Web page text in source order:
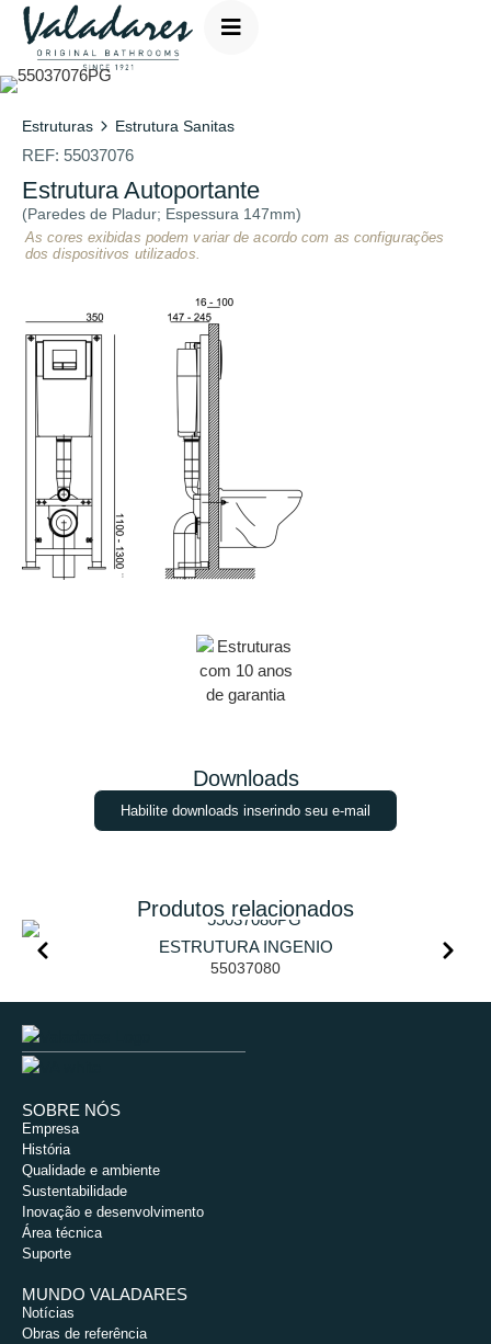
Estruturas Estrutura Sanitas
REF: 55037076
Estrutura Autoportante
(Paredes de Pladur; Espessura 147mm)
As cores exibidas podem variar de acordo com as configurações
dos dispositivos utilizados.
Downloads
Habilite downloads inserindo seu e-mail
Produtos relacionados
ESTRUTURA INGENIO
55037080
SOBRE NÓS
Empresa
História
Qualidade e ambiente
Sustentabilidade
Inovação e desenvolvimento
Área técnica
Suporte
MUNDO VALADARES
Notícias
Obras de referência